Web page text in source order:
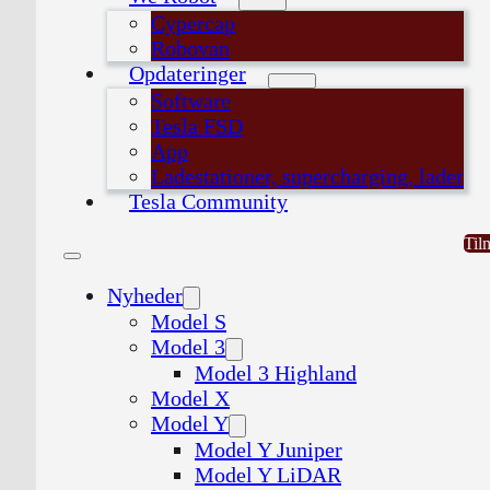
Cypercap
Robovan
Opdateringer
Software
Tesla FSD
App
Ladestationer, supercharging, lader
Tesla Community
Nyheder
Model S
Model 3
Model 3 Highland
Model X
Model Y
Model Y Juniper
Model Y LiDAR